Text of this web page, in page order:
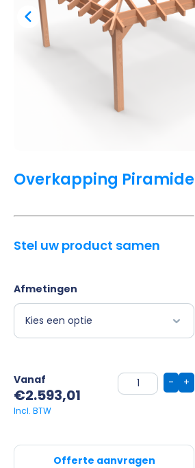
Overkapping Piramide
Stel uw product samen
Afmetingen
Vanaf
€2.593,01
+
-
Offerte aanvragen